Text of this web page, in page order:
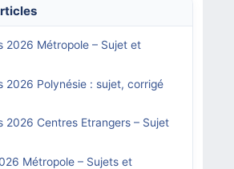
2026 Métropole – Sujet et
2026 Polynésie : sujet, corrigé
2026 Centres Etrangers – Sujet
Métropole – Sujets et